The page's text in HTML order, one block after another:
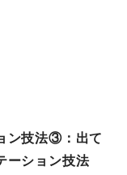
ン技法③：出て
ーション技法